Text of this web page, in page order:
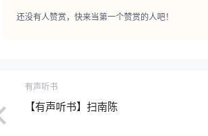
还没有人赞赏，快来当第一个赞赏的人吧！
有声听书
【有声听书】扫南陈